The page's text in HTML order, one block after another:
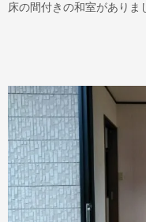
床の間付きの和室がありま